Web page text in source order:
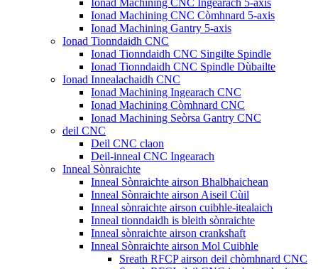
Ionad Machining CNC Ingearach 5-axis
Ionad Machining CNC Còmhnard 5-axis
Ionad Machining Gantry 5-axis
Ionad Tionndaidh CNC
Ionad Tionndaidh CNC Singilte Spindle
Ionad Tionndaidh CNC Spindle Dùbailte
Ionad Innealachaidh CNC
Ionad Machining Ingearach CNC
Ionad Machining Còmhnard CNC
Ionad Machining Seòrsa Gantry CNC
deil CNC
Deil CNC claon
Deil-inneal CNC Ingearach
Inneal Sònraichte
Inneal Sònraichte airson Bhalbhaichean
Inneal Sònraichte airson Aiseil Cùil
Inneal sònraichte airson cuibhle-itealaich
Inneal tionndaidh is bleith sònraichte
Inneal sònraichte airson crankshaft
Inneal Sònraichte airson Mol Cuibhle
Sreath RFCP airson deil chòmhnard CNC